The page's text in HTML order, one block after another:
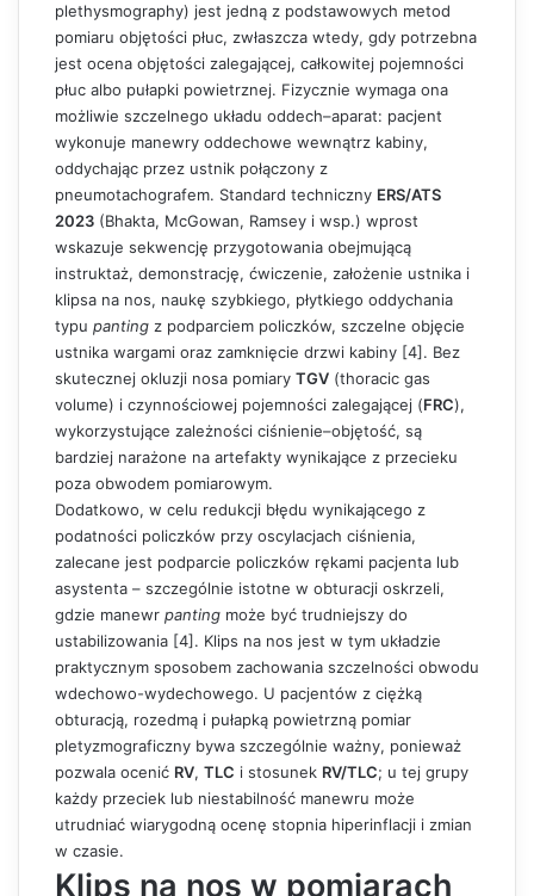
plethysmography) jest jedną z podstawowych metod
pomiaru objętości płuc, zwłaszcza wtedy, gdy potrzebna
jest ocena objętości zalegającej, całkowitej pojemności
płuc albo pułapki powietrznej. Fizycznie wymaga ona
możliwie szczelnego układu oddech–aparat: pacjent
wykonuje manewry oddechowe wewnątrz kabiny,
oddychając przez ustnik połączony z
pneumotachografem. Standard techniczny ERS/ATS
2023 (Bhakta, McGowan, Ramsey i wsp.) wprost
wskazuje sekwencję przygotowania obejmującą
instruktaż, demonstrację, ćwiczenie, założenie ustnika i
klipsa na nos, naukę szybkiego, płytkiego oddychania
typu panting z podparciem policzków, szczelne objęcie
ustnika wargami oraz zamknięcie drzwi kabiny [4]. Bez
skutecznej okluzji nosa pomiary TGV (thoracic gas
volume) i czynnościowej pojemności zalegającej (FRC),
wykorzystujące zależności ciśnienie–objętość, są
bardziej narażone na artefakty wynikające z przecieku
poza obwodem pomiarowym.
Dodatkowo, w celu redukcji błędu wynikającego z
podatności policzków przy oscylacjach ciśnienia,
zalecane jest podparcie policzków rękami pacjenta lub
asystenta – szczególnie istotne w obturacji oskrzeli,
gdzie manewr panting może być trudniejszy do
ustabilizowania [4]. Klips na nos jest w tym układzie
praktycznym sposobem zachowania szczelności obwodu
wdechowo-wydechowego. U pacjentów z ciężką
obturacją, rozedmą i pułapką powietrzną pomiar
pletyzmograficzny bywa szczególnie ważny, ponieważ
pozwala ocenić RV, TLC i stosunek RV/TLC; u tej grupy
każdy przeciek lub niestabilność manewru może
utrudniać wiarygodną ocenę stopnia hiperinflacji i zmian
w czasie.
Klips na nos w pomiarach